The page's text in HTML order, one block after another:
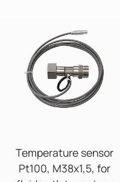
Temperature sensor
Pt100, M38x1,5, for